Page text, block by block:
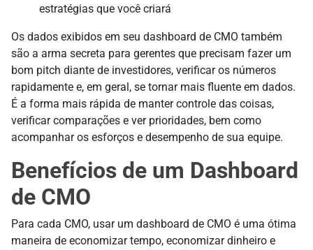
estratégias que você criará
Os dados exibidos em seu dashboard de CMO também
são a arma secreta para gerentes que precisam fazer um
bom pitch diante de investidores, verificar os números
rapidamente e, em geral, se tornar mais fluente em dados.
É a forma mais rápida de manter controle das coisas,
verificar comparações e ver prioridades, bem como
acompanhar os esforços e desempenho de sua equipe.
Benefícios de um Dashboard
de CMO
Para cada CMO, usar um dashboard de CMO é uma ótima
maneira de economizar tempo, economizar dinheiro e